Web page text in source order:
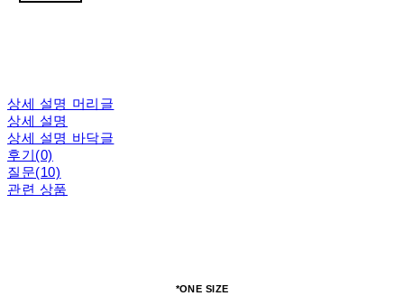
상세 설명 머리글
상세 설명
상세 설명 바닥글
후기(0)
질문(10)
관련 상품
*ONE SIZE